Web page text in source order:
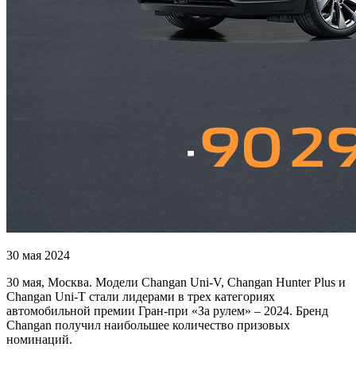
30 мая 2024
30 мая, Москва. Модели Changan Uni-V, Changan Hunter Plus и
Changan Uni-T стали лидерами в трех категориях
автомобильной премии Гран-при «За рулем» – 2024. Бренд
Changan получил наибольшее количество призовых
номинаций.